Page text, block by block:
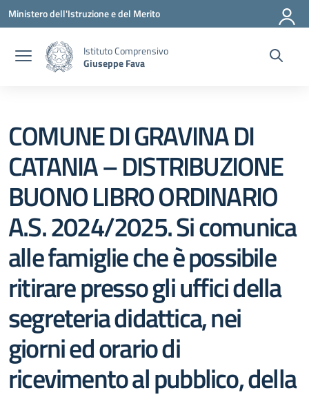
Vai ai contenuti
Vai al menu di navigazione
Vai al footer
Ministero dell'Istruzione e del Merito
Istituto Comprensivo
Giuseppe Fava
COMUNE DI GRAVINA DI
CATANIA – DISTRIBUZIONE
BUONO LIBRO ORDINARIO
A.S. 2024/2025. Si comunica
alle famiglie che è possibile
ritirare presso gli uffici della
segreteria didattica, nei
giorni ed orario di
ricevimento al pubblico, della